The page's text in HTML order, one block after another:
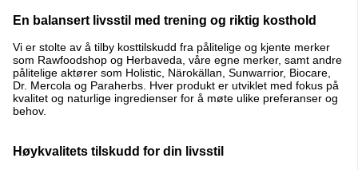
En balansert livsstil med trening og riktig kosthold
Vi er stolte av å tilby kosttilskudd fra pålitelige og kjente merker
som Rawfoodshop og Herbaveda, våre egne merker, samt andre
pålitelige aktører som Holistic, Närokällan, Sunwarrior, Biocare,
Dr. Mercola og Paraherbs. Hver produkt er utviklet med fokus på
kvalitet og naturlige ingredienser for å møte ulike preferanser og
behov.
Høykvalitets tilskudd for din livsstil